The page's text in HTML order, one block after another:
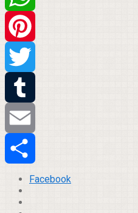
WhatsApp
Pinterest
Twitter
Tumblr
Email
Compartilhar
Facebook